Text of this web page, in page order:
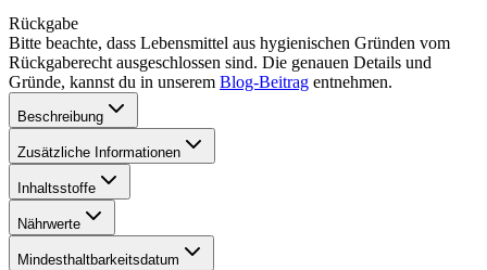
Rückgabe
Bitte beachte, dass Lebensmittel aus hygienischen Gründen vom
Rückgaberecht ausgeschlossen sind. Die genauen Details und
Gründe, kannst du in unserem Blog-Beitrag entnehmen.
Beschreibung
Zusätzliche Informationen
Inhaltsstoffe
Nährwerte
Mindesthaltbarkeitsdatum